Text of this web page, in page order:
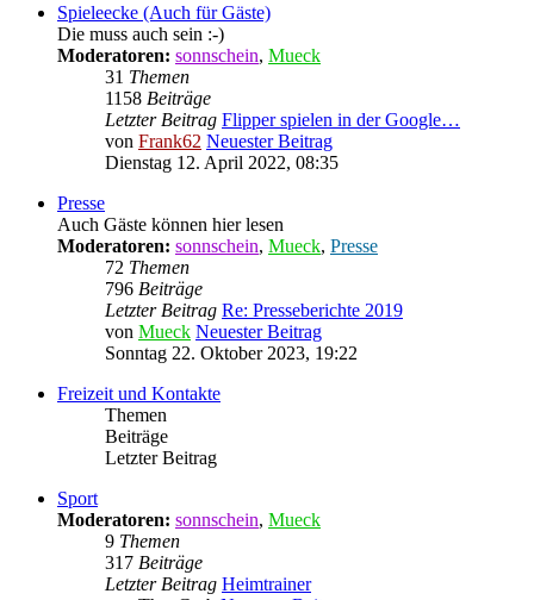
Spieleecke (Auch für Gäste)
Die muss auch sein :-)
Moderatoren: sonnschein, Mueck
31 Themen
1158 Beiträge
Letzter Beitrag Flipper spielen in der Google…
von Frank62 Neuester Beitrag
Dienstag 12. April 2022, 08:35
Presse
Auch Gäste können hier lesen
Moderatoren: sonnschein, Mueck, Presse
72 Themen
796 Beiträge
Letzter Beitrag Re: Presseberichte 2019
von Mueck Neuester Beitrag
Sonntag 22. Oktober 2023, 19:22
Freizeit und Kontakte
Themen
Beiträge
Letzter Beitrag
Sport
Moderatoren: sonnschein, Mueck
9 Themen
317 Beiträge
Letzter Beitrag Heimtrainer